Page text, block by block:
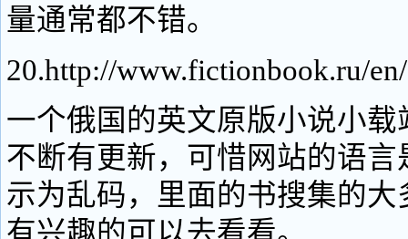
量通常都不错。
20.http://www.fictionbook.ru/en/
一个俄国的英文原版小说小
不断有更新，可惜网站的语
示为乱码，里面的书搜集的